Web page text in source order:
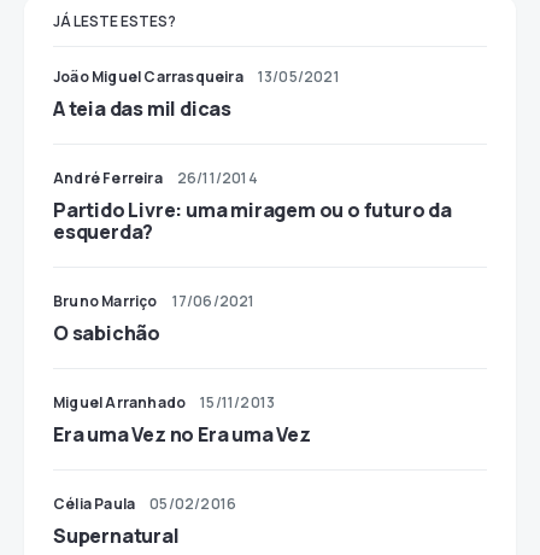
JÁ LESTE ESTES?
João Miguel Carrasqueira 13/05/2021
A teia das mil dicas
André Ferreira 26/11/2014
Partido Livre: uma miragem ou o futuro da
esquerda?
Bruno Marriço 17/06/2021
O sabichão
Miguel Arranhado 15/11/2013
Era uma Vez no Era uma Vez
Célia Paula 05/02/2016
Supernatural